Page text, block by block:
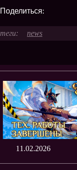
Поделиться:
news
11.02.2026